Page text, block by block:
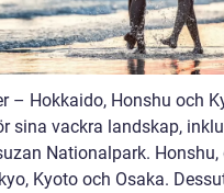
– Hokkaido, Honshu och
sina vackra landskap,
Nationalpark.
Kyoto och Osaka.